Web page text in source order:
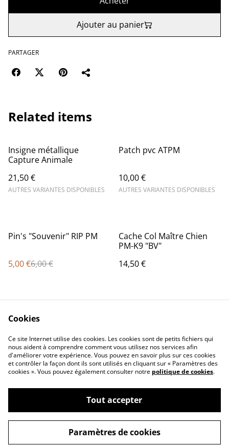
Ajouter au panier
PARTAGER
Related items
Insigne métallique
Capture Animale
21,50 €
AUTRES VARIANTES DISPONIBLES
Patch pvc ATPM
10,00 €
AUTRES VARIANTES DISPONIBLES
%
Pin's "Souvenir" RIP PM
5,00 €6,00 €
Cache Col Maître Chien
PM-K9 "BV"
14,50 €
Contact Us
Legal Terms
Privacy Policy
Cookie Policy
©2026Concept Design Store
powered by
Cookies
Ce site Internet utilise des cookies. Les cookies sont de petits fichiers qui
nous aident à comprendre comment vous utilisez nos services afin
d'améliorer votre expérience. Vous pouvez en savoir plus sur ces cookies
et contrôler la façon dont ils sont utilisés en cliquant sur « Paramètres des
cookies ». Vous pouvez également consulter notre politique de cookies.
Tout accepter
Paramètres de cookies